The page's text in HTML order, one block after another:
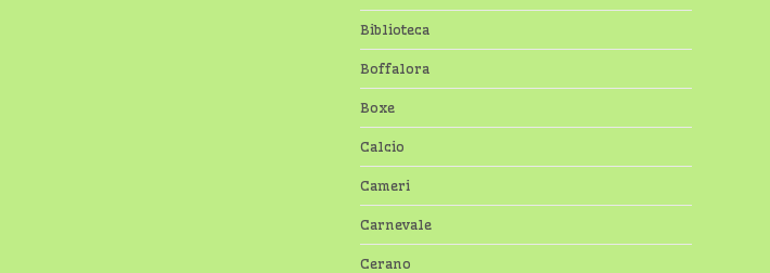
Biblioteca
Boffalora
Boxe
Calcio
Cameri
Carnevale
Cerano